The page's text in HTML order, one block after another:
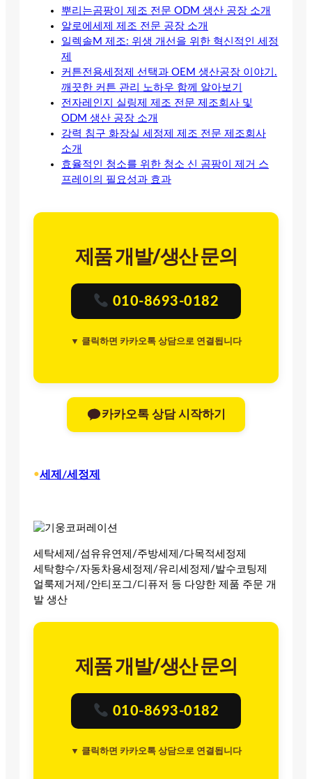
뿌리는곰팡이 제조 전문 ODM 생산 공장 소개
알로에세제 제조 전문 공장 소개
일렉솔M 제조: 위생 개선을 위한 혁신적인 세정
제
커튼전용세정제 선택과 OEM 생산공장 이야기.
깨끗한 커튼 관리 노하우 함께 알아보기
전자레인지 실링제 제조 전문 제조회사 및
ODM 생산 공장 소개
강력 침구 화장실 세정제 제조 전문 제조회사
소개
효율적인 청소를 위한 청소 신 곰팡이 제거 스
프레이의 필요성과 효과
제품 개발/생산 문의
010-8693-0182
▼ 클릭하면 카카오톡 상담으로 연결됩니다
카카오톡 상담 시작하기
•세제/세정제
세탁세제/섬유유연제/주방세제/다목적세정제
세탁향수/자동차용세정제/유리세정제/발수코팅제
얼룩제거제/안티포그/디퓨저 등 다양한 제품 주문 개
발 생산
제품 개발/생산 문의
010-8693-0182
▼ 클릭하면 카카오톡 상담으로 연결됩니다